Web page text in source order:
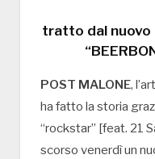
tratto dal
POST MALONE,
ha fatto la storia
“rockstar” [feat. 21
scorso venerdì un